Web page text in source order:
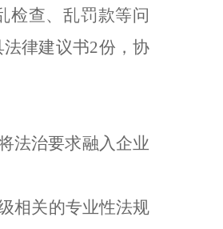
检查、乱罚款等问
律建议书2份，协
法治要求融入企业
相关的专业性法规